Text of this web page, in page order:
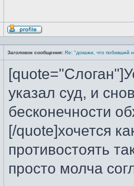
Профиль
Заголовок сообщения: Re: "докажи, что побивший
указал суд, и
бесконечности
[/quote]хочется
противостоять
просто молча